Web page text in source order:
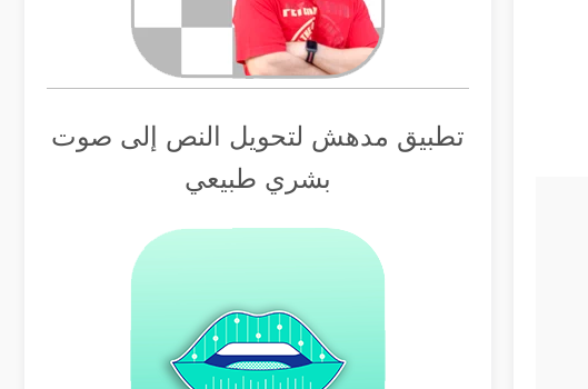
تطبيق مدهش لتحويل النص إلى صوت
بشري طبيعي